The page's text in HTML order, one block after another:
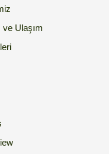
ve Ulaşım